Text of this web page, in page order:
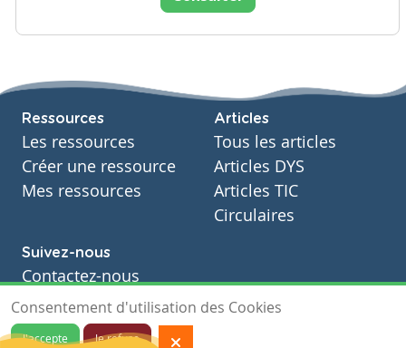
Ressources
Les ressources
Créer une ressource
Mes ressources
Articles
Tous les articles
Articles DYS
Articles TIC
Circulaires
Suivez-nous
Contactez-nous
Soutien scolaire
Notre page Facebook
Consentement d'utilisation des Cookies
J'accepte Je refuse